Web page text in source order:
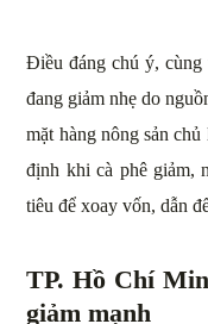
Điều đáng chú ý, cùng
đang giảm nhẹ do
mặt hàng nông sản
định khi cà phê giảm,
tiêu để xoay vốn, dẫn
TP. Hồ Chí
giảm mạnh